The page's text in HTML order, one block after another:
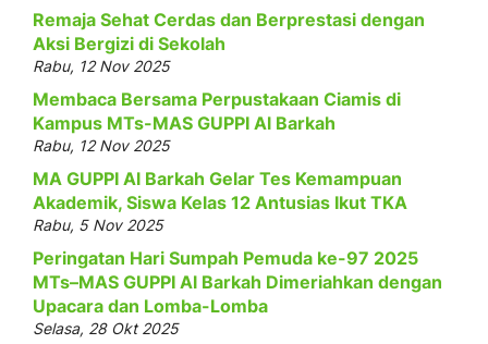
Remaja Sehat Cerdas dan Berprestasi dengan
Aksi Bergizi di Sekolah
Rabu, 12 Nov 2025
Membaca Bersama Perpustakaan Ciamis di
Kampus MTs-MAS GUPPI Al Barkah
Rabu, 12 Nov 2025
MA GUPPI Al Barkah Gelar Tes Kemampuan
Akademik, Siswa Kelas 12 Antusias Ikut TKA
Rabu, 5 Nov 2025
Peringatan Hari Sumpah Pemuda ke-97 2025
MTs–MAS GUPPI Al Barkah Dimeriahkan dengan
Upacara dan Lomba-Lomba
Selasa, 28 Okt 2025